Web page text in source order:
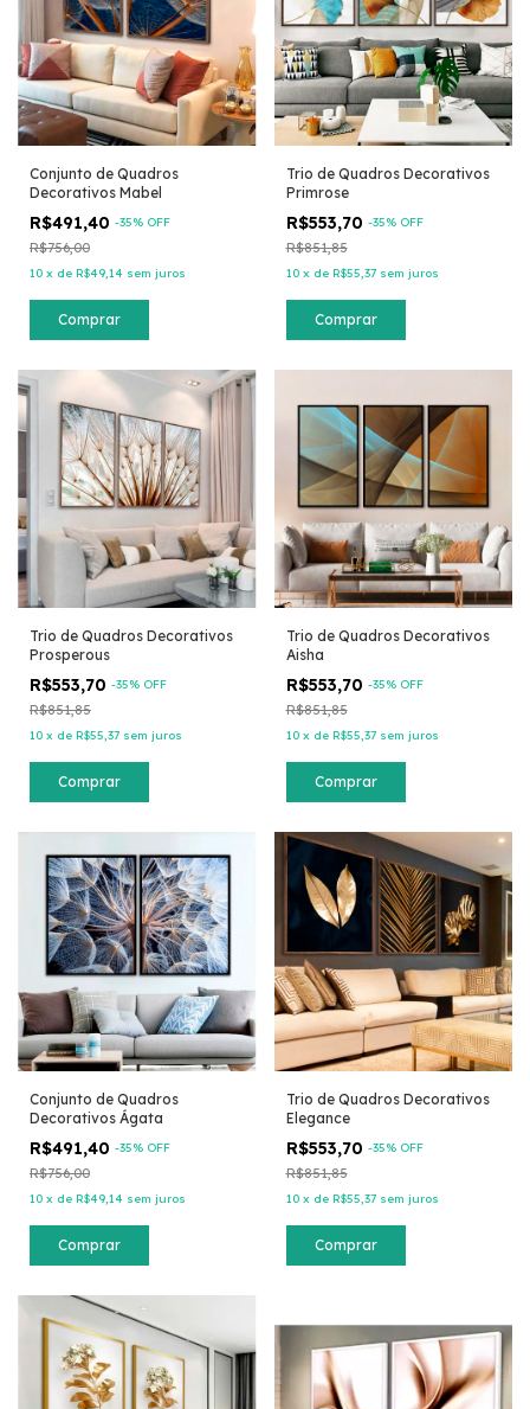
Conjunto de Quadros
Decorativos Mabel
R$491,40 -35% OFF
R$756,00
10 x de R$49,14 sem juros
Comprar
Trio de Quadros Decorativos
Primrose
R$553,70 -35% OFF
R$851,85
10 x de R$55,37 sem juros
Comprar
Trio de Quadros Decorativos
Prosperous
R$553,70 -35% OFF
R$851,85
10 x de R$55,37 sem juros
Comprar
Trio de Quadros Decorativos
Aisha
R$553,70 -35% OFF
R$851,85
10 x de R$55,37 sem juros
Comprar
Conjunto de Quadros
Decorativos Ágata
R$491,40 -35% OFF
R$756,00
10 x de R$49,14 sem juros
Comprar
Trio de Quadros Decorativos
Elegance
R$553,70 -35% OFF
R$851,85
10 x de R$55,37 sem juros
Comprar